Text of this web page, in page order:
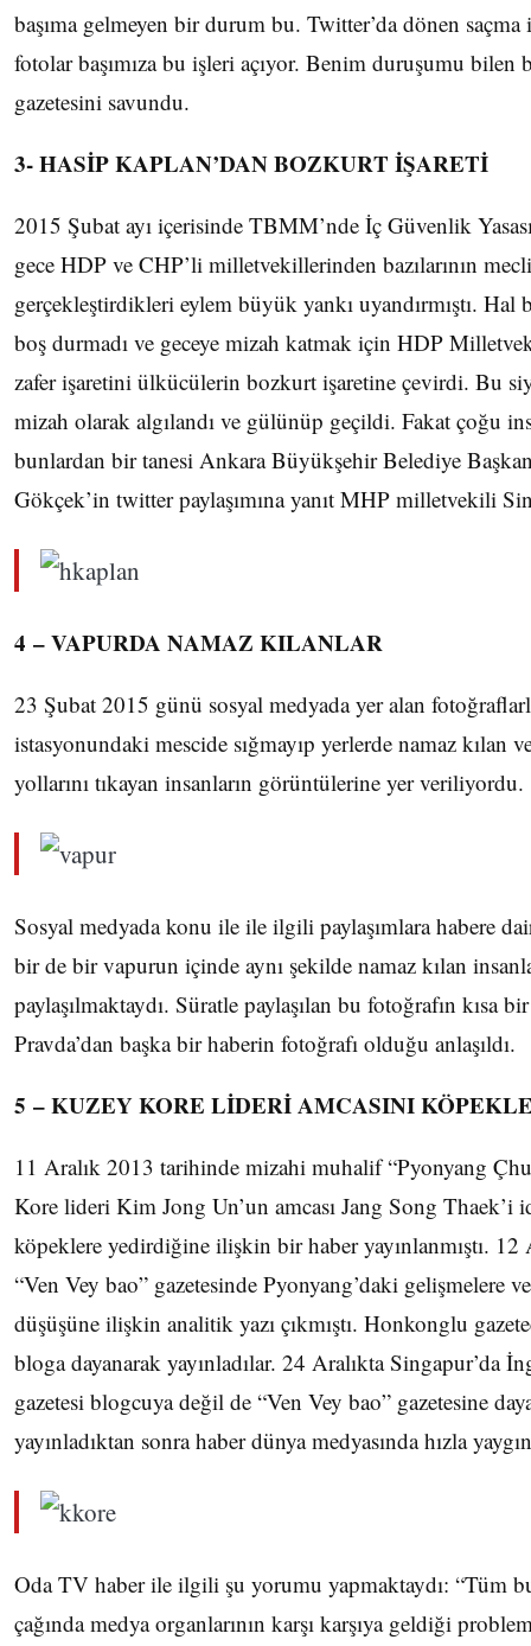
başıma gelmeyen bir durum bu. Twitter’da dönen
fotolar başımıza bu işleri açıyor. Benim duruşumu
gazetesini savundu.
3- HASİP KAPLAN’DAN BOZKURT İŞARETİ
2015 Şubat ayı içerisinde TBMM’nde İç Güvenlik
gece HDP ve CHP’li milletvekillerinden bazılarının
gerçekleştirdikleri eylem büyük yankı uyandırmıştı.
boş durmadı ve geceye mizah katmak için HDP
zafer işaretini ülkücülerin bozkurt işaretine çevirdi. Bu
mizah olarak algılandı ve gülünüp geçildi. Fakat çoğu
bunlardan bir tanesi Ankara Büyükşehir Belediye
Gökçek’in twitter paylaşımına yanıt MHP milletvekili
4 – VAPURDA NAMAZ KILANLAR
23 Şubat 2015 günü sosyal medyada yer alan
istasyonundaki mescide sığmayıp yerlerde namaz kılan
yollarını tıkayan insanların görüntülerine yer veriliyordu.
Sosyal medyada konu ile ile ilgili paylaşımlara habere
bir de bir vapurun içinde aynı şekilde namaz kılan
paylaşılmaktaydı. Süratle paylaşılan bu fotoğrafın kısa
Pravda’dan başka bir haberin fotoğrafı olduğu anlaşıldı.
5 – KUZEY KORE LİDERİ AMCASINI
11 Aralık 2013 tarihinde mizahi muhalif “Pyonyang
Kore lideri Kim Jong Un’un amcası Jang Song Thaek’i
köpeklere yedirdiğine ilişkin bir haber yayınlanmıştı. 12
“Ven Vey bao” gazetesinde Pyonyang’daki gelişmelere
düşüşüne ilişkin analitik yazı çıkmıştı. Honkonglu
bloga dayanarak yayınladılar. 24 Aralıkta Singapur’da
gazetesi blogcuya değil de “Ven Vey bao” gazetesine
yayınladıktan sonra haber dünya medyasında hızla
Oda TV haber ile ilgili şu yorumu yapmaktaydı: “Tüm
çağında medya organlarının karşı karşıya geldiği